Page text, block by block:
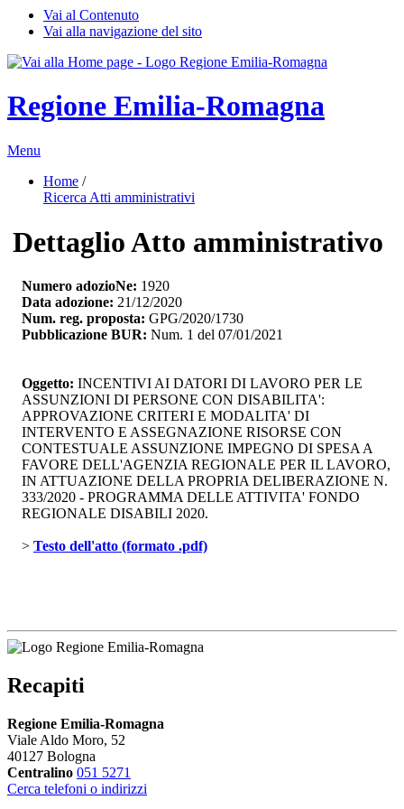
Vai al Contenuto
Vai alla navigazione del sito
Regione Emilia-Romagna
Menu
Home /
Ricerca Atti amministrativi
Dettaglio Atto amministrativo
Numero adozioNe: 1920
Data adozione: 21/12/2020
Num. reg. proposta: GPG/2020/1730
Pubblicazione BUR: Num. 1 del 07/01/2021
Oggetto: INCENTIVI AI DATORI DI LAVORO PER LE
ASSUNZIONI DI PERSONE CON DISABILITA':
APPROVAZIONE CRITERI E MODALITA' DI
INTERVENTO E ASSEGNAZIONE RISORSE CON
CONTESTUALE ASSUNZIONE IMPEGNO DI SPESA A
FAVORE DELL'AGENZIA REGIONALE PER IL LAVORO,
IN ATTUAZIONE DELLA PROPRIA DELIBERAZIONE N.
333/2020 - PROGRAMMA DELLE ATTIVITA' FONDO
REGIONALE DISABILI 2020.
> Testo dell'atto (formato .pdf)
Recapiti
Regione Emilia-Romagna
Viale Aldo Moro, 52
40127 Bologna
Centralino 051 5271
Cerca telefoni o indirizzi